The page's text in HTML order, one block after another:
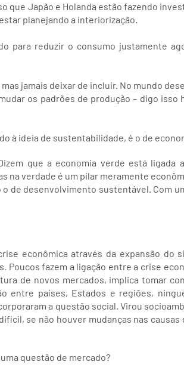
que Japão e Holanda estão fazendo
planejando a interiorização.
para reduzir o consumo justamente
jamais deixar de incluir. No mundo
os padrões de produção – digo isso
à ideia de sustentabilidade, é o de
que a economia verde está ligada
na verdade é um pilar meramente
de desenvolvimento sustentável. Com
econômica através da expansão do
Poucos fazem a ligação entre a crise
de novos mercados, implica tomar
entre países, Estados e regiões,
a questão social. Virou
se não houver mudanças nas
questão de mercado?